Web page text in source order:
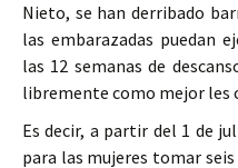
Nieto, se han derribado
las embarazadas puedan
las 12 semanas de
libremente como mejor les
Es decir, a partir del 1 de
para las mujeres tomar